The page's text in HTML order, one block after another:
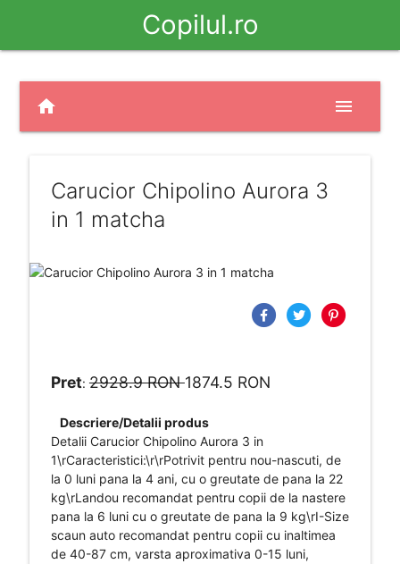
Copilul.ro
home menu
Carucior Chipolino Aurora 3
in 1 matcha
Pret: 2928.9 RON1874.5 RON
Descriere/Detalii produs
Detalii Carucior Chipolino Aurora 3 in
1\rCaracteristici:\r\rPotrivit pentru nou-nascuti, de
la 0 luni pana la 4 ani, cu o greutate de pana la 22
kg\rLandou recomandat pentru copii de la nastere
pana la 6 luni cu o greutate de pana la 9 kg\rI-Size
scaun auto recomandat pentru copii cu inaltimea
de 40-87 cm, varsta aproximativa 0-15 luni,